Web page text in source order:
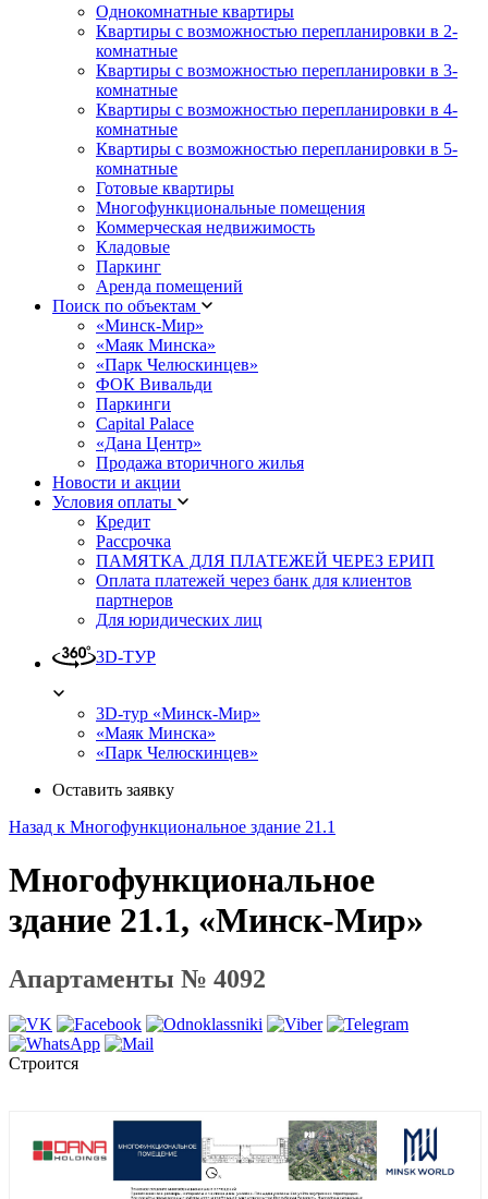
Однокомнатные квартиры
Квартиры с возможностью перепланировки в 2-
комнатные
Квартиры с возможностью перепланировки в 3-
комнатные
Квартиры с возможностью перепланировки в 4-
комнатные
Квартиры с возможностью перепланировки в 5-
комнатные
Готовые квартиры
Многофункциональные помещения
Коммерческая недвижимость
Кладовые
Паркинг
Аренда помещений
Поиск по объектам
«Минск-Мир»
«Маяк Минска»
«Парк Челюскинцев»
ФОК Вивальди
Паркинги
Capital Palace
«Дана Центр»
Продажа вторичного жилья
Новости и акции
Условия оплаты
Кредит
Рассрочка
ПАМЯТКА ДЛЯ ПЛАТЕЖЕЙ ЧЕРЕЗ ЕРИП
Оплата платежей через банк для клиентов
партнеров
Для юридических лиц
3D-ТУР
3D-тур «Минск-Мир»
«Маяк Минска»
«Парк Челюскинцев»
Оставить заявку
Назад к Многофункциональное здание 21.1
Многофункциональное
здание 21.1, «Минск-Мир»
Апартаменты № 4092
Строится